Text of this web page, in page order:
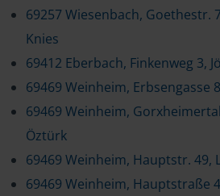
69257 Wiesenbach, Goethestr.
Knies
69412 Eberbach, Finkenweg 3,
69469 Weinheim, Erbsengasse
69469 Weinheim,
Öztürk
69469 Weinheim, Hauptstr. 49,
69469 Weinheim, Hauptstraße